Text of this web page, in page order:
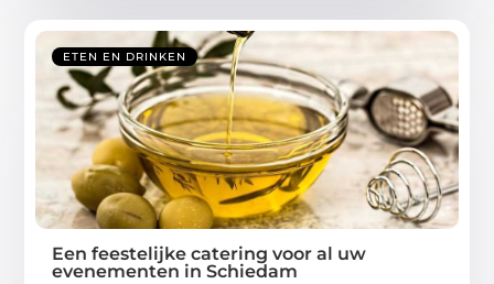
ETEN EN DRINKEN
Een feestelijke catering voor al uw
evenementen in Schiedam